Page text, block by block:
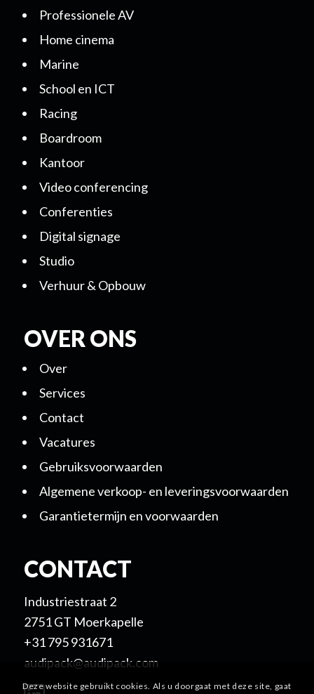
Professionele AV
Home cinema
Marine
School en ICT
Racing
Boardroom
Kantoor
Video conferencing
Conferenties
Digital signage
Studio
Verhuur & Opbouw
OVER ONS
Over
Services
Contact
Vacatures
Gebruiksvoorwaarden
Algemene verkoop- en leveringsvoorwaarden
Garantietermijn en voorwaarden
CONTACT
Industriestraat 2
2751 GT Moerkapelle
+31 795 931671
audipack@audipack.com
Deze website gebruikt cookies. Als u doorgaat met deze site, gaat